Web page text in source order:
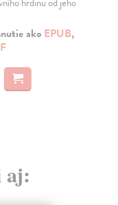
ako EPUB,
aj: